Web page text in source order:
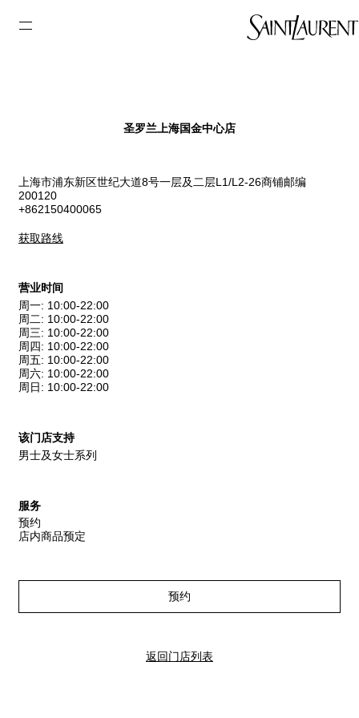
圣罗兰上海国金中心店
上海市浦东新区世纪大道8号一层及二层L1/L2-26商铺邮编
200120
+862150400065
获取路线
营业时间
周一: 10:00-22:00
周二: 10:00-22:00
周三: 10:00-22:00
周四 : 10:00-22:00
周五: 10:00-22:00
周六: 10:00-22:00
周日 : 10:00-22:00
该门店支持
男士及女士系列
服务
预约
店内商品预定
预约
返回门店列表